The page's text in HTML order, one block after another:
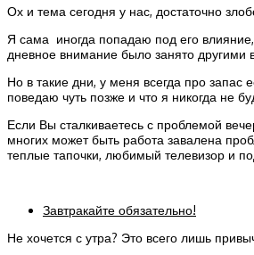
Ох и тема сегодня у нас, достаточно
Я сама иногда попадаю под его
дневное внимание было занято другими
Но в такие дни, у меня всегда про
поведаю чуть позже и что я никогда не
Если Вы сталкиваетесь с проблемой
многих может быть работа завалена
теплые тапочки, любимый телевизор и
Завтракайте обязательно!
Не хочется с утра? Это всего лишь